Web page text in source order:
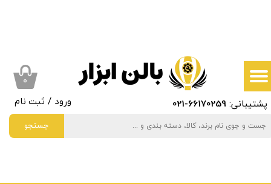
جستجو
پشتیبانی:66170259
-021 ورود / ثبت نام
سفارشات
خروج از حساب کاربری
۰